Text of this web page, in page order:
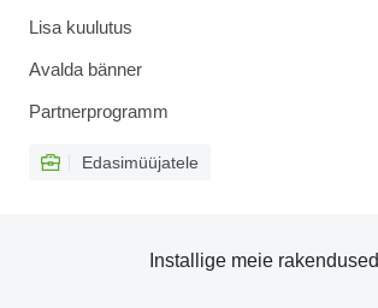
Lisa kuulutus
Avalda bänner
Partnerprogramm
Edasimüüjatele
Installige meie rakendused